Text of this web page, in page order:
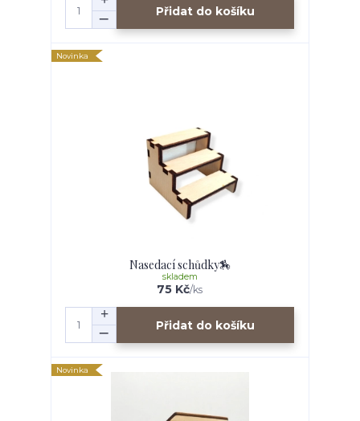
Přidat do košíku
Novinka
Nasedací schůdky🏇
75 Kč/ks
skladem
Přidat do košíku
Novinka